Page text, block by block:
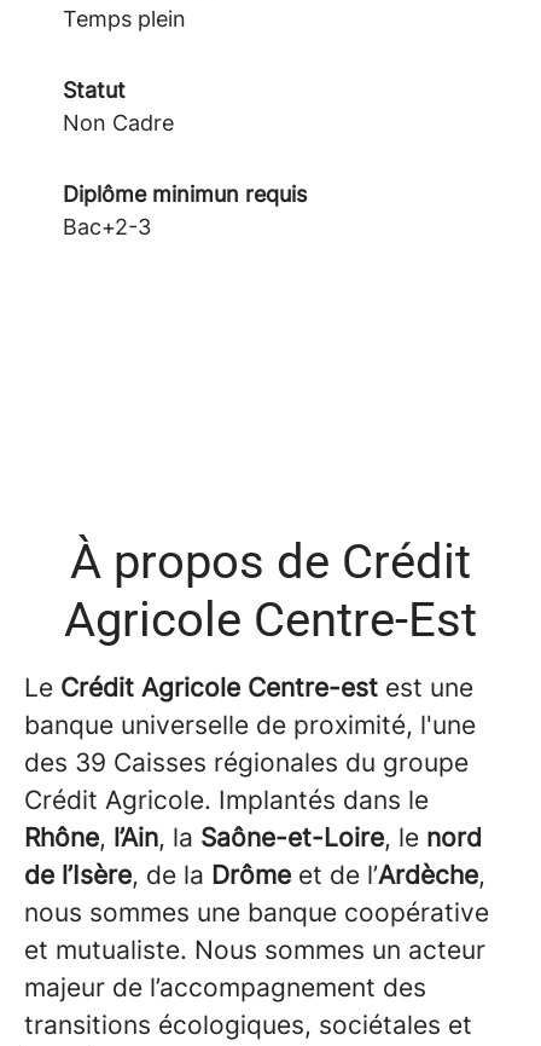
Temps plein
Statut
Non Cadre
Diplôme minimun requis
Bac+2-3
À propos de Crédit
Agricole Centre-Est
Le Crédit Agricole Centre-est est une
banque universelle de proximité, l'une
des 39 Caisses régionales du groupe
Crédit Agricole. Implantés dans le
Rhône, l’Ain, la Saône-et-Loire, le nord
de l’Isère, de la Drôme et de l’Ardèche,
nous sommes une banque coopérative
et mutualiste. Nous sommes un acteur
majeur de l’accompagnement des
transitions écologiques, sociétales et